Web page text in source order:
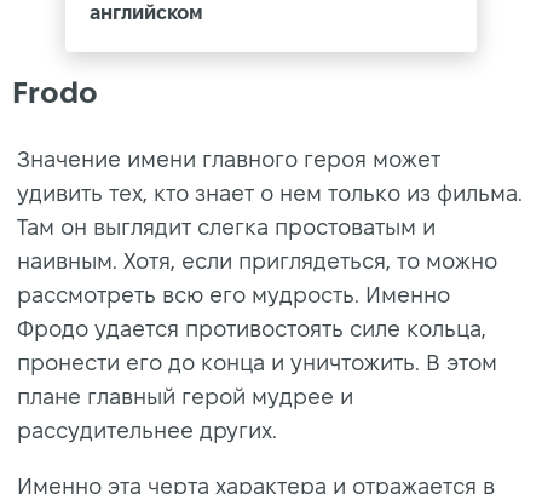
английском
Frodo
Значение имени главного героя может
удивить тех, кто знает о нем только из фильма.
Там он выглядит слегка простоватым и
наивным. Хотя, если приглядеться, то можно
рассмотреть всю его мудрость. Именно
Фродо удается противостоять силе кольца,
пронести его до конца и уничтожить. В этом
плане главный герой мудрее и
рассудительнее других.
Именно эта черта характера и отражается в